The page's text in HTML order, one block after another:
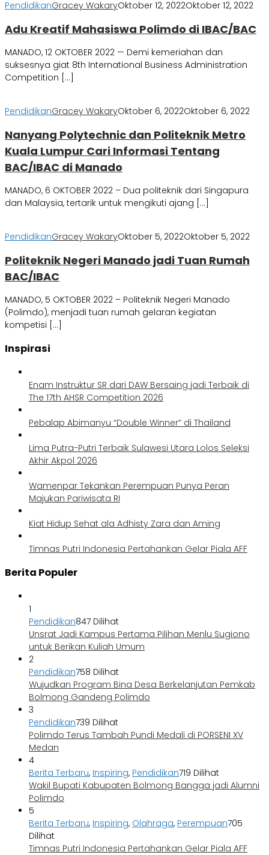
PendidikanGracey WakaryOktober 12, 2022Oktober 12, 2022
Adu Kreatif Mahasiswa Polimdo di IBAC/BAC
MANADO, 12 OKTOBER 2022 — Demi kemeriahan dan
suksesnya giat 8th International Business Administration
Competition […]
PendidikanGracey WakaryOktober 6, 2022Oktober 6, 2022
Nanyang Polytechnic dan Politeknik Metro
Kuala Lumpur Cari Informasi Tentang
BAC/IBAC di Manado
MANADO, 6 OKTOBER 2022 – Dua politeknik dari Singapura
dan Malaysia, tertarik untuk mengikuti ajang […]
PendidikanGracey WakaryOktober 5, 2022Oktober 5, 2022
Politeknik Negeri Manado jadi Tuan Rumah
BAC/IBAC
MANADO, 5 OKTOBER 2022 – Politeknik Negeri Manado
(Polimdo), menjadi tuan rumah gelaran kegiatan
kompetisi […]
Inspirasi
Enam Instruktur SR dari DAW Bersaing jadi Terbaik di
The 17th AHSR Competition 2026
Pebalap Abimanyu “Double Winner” di Thailand
Lima Putra-Putri Terbaik Sulawesi Utara Lolos Seleksi
Akhir Akpol 2026
Wamenpar Tekankan Perempuan Punya Peran
Majukan Pariwisata RI
Kiat Hidup Sehat ala Adhisty Zara dan Aming
Timnas Putri Indonesia Pertahankan Gelar Piala AFF
Berita Populer
1
Pendidikan847 Dilihat
Unsrat Jadi Kampus Pertama Pilihan Menlu Sugiono
untuk Berikan Kuliah Umum
2
Pendidikan758 Dilihat
Wujudkan Program Bina Desa Berkelanjutan Pemkab
Bolmong Gandeng Polimdo
3
Pendidikan739 Dilihat
Polimdo Terus Tambah Pundi Medali di PORSENI XV
Medan
4
Berita Terbaru, Inspiring, Pendidikan719 Dilihat
Wakil Bupati Kabupaten Bolmong Bangga jadi Alumni
Polimdo
5
Berita Terbaru, Inspiring, Olahraga, Perempuan705
Dilihat
Timnas Putri Indonesia Pertahankan Gelar Piala AFF